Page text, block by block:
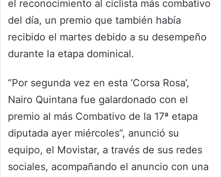
el reconocimiento al ciclista más combativo
del día, un premio que también había
recibido el martes debido a su desempeño
durante la etapa dominical.
“Por segunda vez en esta ‘Corsa Rosa’,
Nairo Quintana fue galardonado con el
premio al más Combativo de la 17ª etapa
diputada ayer miércoles”, anunció su
equipo, el Movistar, a través de sus redes
sociales, acompañando el anuncio con una